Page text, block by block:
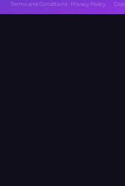
Terms and Conditions · Privacy Policy